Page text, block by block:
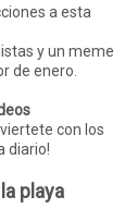
a esta
y un meme
de enero.
con los
diario!
playa